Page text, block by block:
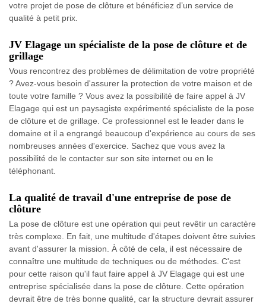
votre projet de pose de clôture et bénéficiez d’un service de
qualité à petit prix.
JV Elagage un spécialiste de la pose de clôture et de
grillage
Vous rencontrez des problèmes de délimitation de votre propriété
? Avez-vous besoin d'assurer la protection de votre maison et de
toute votre famille ? Vous avez la possibilité de faire appel à JV
Elagage qui est un paysagiste expérimenté spécialiste de la pose
de clôture et de grillage. Ce professionnel est le leader dans le
domaine et il a engrangé beaucoup d'expérience au cours de ses
nombreuses années d'exercice. Sachez que vous avez la
possibilité de le contacter sur son site internet ou en le
téléphonant.
La qualité de travail d'une entreprise de pose de
clôture
La pose de clôture est une opération qui peut revêtir un caractère
très complexe. En fait, une multitude d'étapes doivent être suivies
avant d'assurer la mission. À côté de cela, il est nécessaire de
connaître une multitude de techniques ou de méthodes. C'est
pour cette raison qu'il faut faire appel à JV Elagage qui est une
entreprise spécialisée dans la pose de clôture. Cette opération
devrait être de très bonne qualité, car la structure devrait assurer